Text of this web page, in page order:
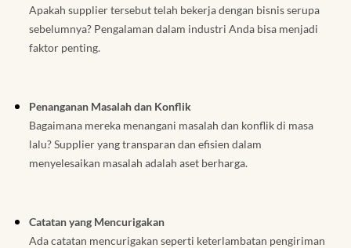
Apakah supplier tersebut telah bekerja dengan bisnis serupa
sebelumnya? Pengalaman dalam industri Anda bisa menjadi
faktor penting.
Penanganan Masalah dan Konflik
Bagaimana mereka menangani masalah dan konflik di masa
lalu? Supplier yang transparan dan efisien dalam
menyelesaikan masalah adalah aset berharga.
Catatan yang Mencurigakan
Ada catatan mencurigakan seperti keterlambatan pengiriman